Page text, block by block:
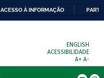
ACESSO À INFORMAÇÃO
ENGLISH
ACESSIBILIDADE
A+ A-